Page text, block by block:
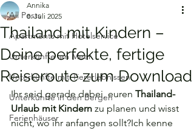
All Posts
Apartments mit Hotelservice
Unterkünfte am Meer
Unterkünfte mit Tiererlebnissen
Unterkünfte in den Bergen
Ferienhäuser
Thailand mit Kindern –
Deine perfekte, fertige
Reiseroute zum Download
Annika
8. Juli 2025
Ihr seid gerade dabei, euren Thailand-
Urlaub mit Kindern zu planen und wisst
nicht, wo ihr anfangen sollt?Ich kenne